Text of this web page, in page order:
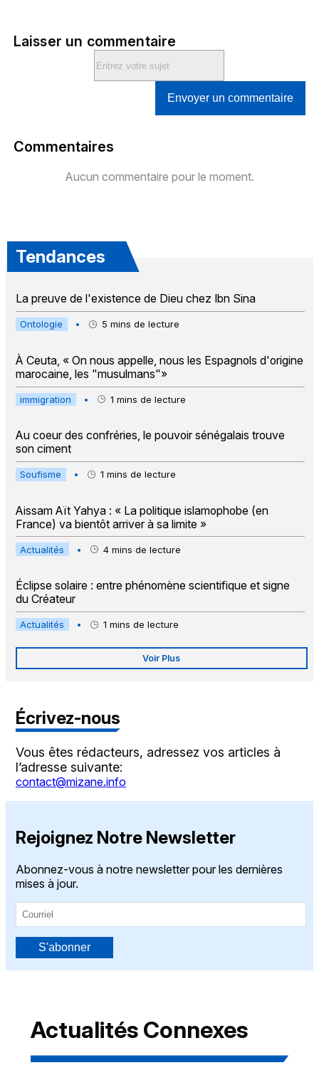
Laisser un commentaire
Envoyer un commentaire
Commentaires
Aucun commentaire pour le moment.
Tendances
La preuve de l'existence de Dieu chez Ibn Sina
Ontologie • 5 mins de lecture
À Ceuta, « On nous appelle, nous les Espagnols d'origine
marocaine, les "musulmans"»
immigration • 1 mins de lecture
Au coeur des confréries, le pouvoir sénégalais trouve
son ciment
Soufisme • 1 mins de lecture
Aissam Aït Yahya : « La politique islamophobe (en
France) va bientôt arriver à sa limite »
Actualités • 4 mins de lecture
Éclipse solaire : entre phénomène scientifique et signe
du Créateur
Actualités • 1 mins de lecture
Voir Plus
Écrivez-nous
Vous êtes rédacteurs, adressez vos articles à
l’adresse suivante:
contact@mizane.info
Rejoignez Notre Newsletter
Abonnez-vous à notre newsletter pour les dernières
mises à jour.
S'abonner
Actualités Connexes